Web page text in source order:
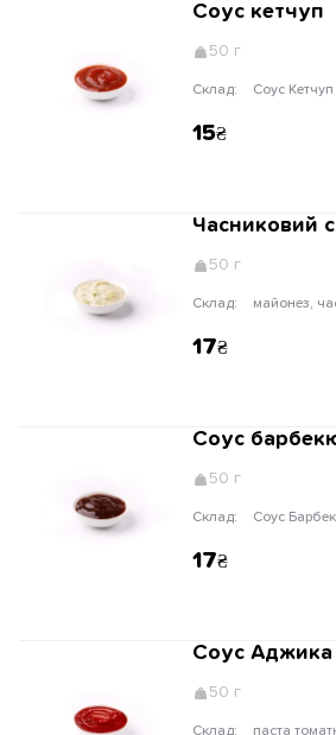
Соус кетчуп
50 г
Склад: Соус
15
Часниковий
50 г
Склад: майонез,
17
Соус
50 г
Склад: Соус
17
Соус Аджика
50 г
Склад: